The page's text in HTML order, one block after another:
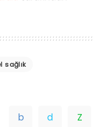
sağlık